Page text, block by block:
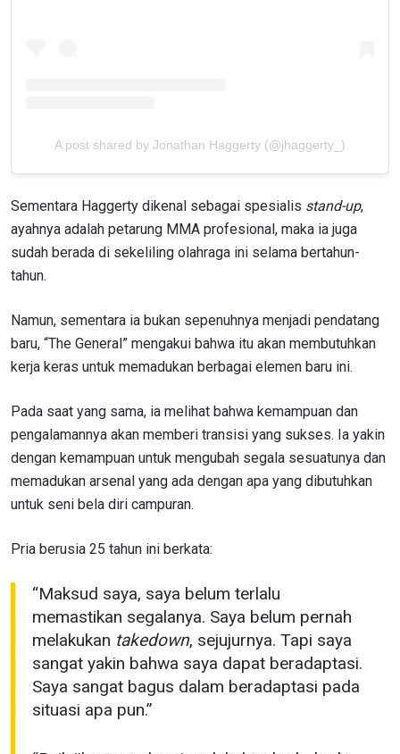
A post shared by Jonathan Haggerty (@jhaggerty_)
Sementara Haggerty dikenal sebagai spesialis stand-up,
ayahnya adalah petarung MMA profesional, maka ia juga
sudah berada di sekeliling olahraga ini selama bertahun-
tahun.
Namun, sementara ia bukan sepenuhnya menjadi pendatang
baru, “The General” mengakui bahwa itu akan membutuhkan
kerja keras untuk memadukan berbagai elemen baru ini.
Pada saat yang sama, ia melihat bahwa kemampuan dan
pengalamannya akan memberi transisi yang sukses. Ia yakin
dengan kemampuan untuk mengubah segala sesuatunya dan
memadukan arsenal yang ada dengan apa yang dibutuhkan
untuk seni bela diri campuran.
Pria berusia 25 tahun ini berkata:
“Maksud saya, saya belum terlalu
memastikan segalanya. Saya belum pernah
melakukan takedown, sejujurnya. Tapi saya
sangat yakin bahwa saya dapat beradaptasi.
Saya sangat bagus dalam beradaptasi pada
situasi apa pun.”